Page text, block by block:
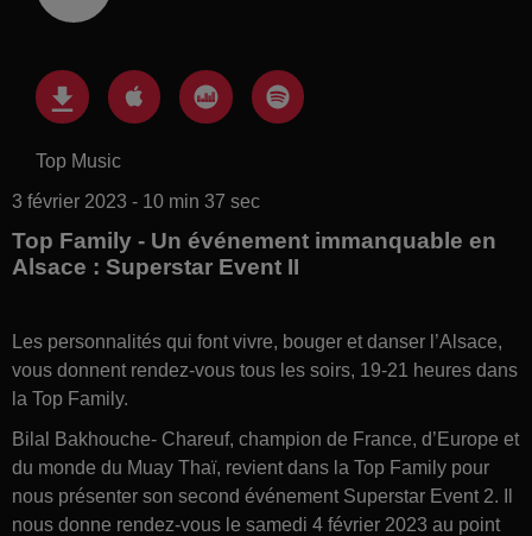
Top Music
3 février 2023 - 10 min 37 sec
Top Family - Un événement immanquable en
Alsace : Superstar Event II
Les personnalités qui font vivre, bouger et danser l’Alsace,
vous donnent rendez-vous tous les soirs, 19-21 heures dans
la Top Family.
Bilal Bakhouche- Chareuf, champion de France, d’Europe et
du monde du Muay Thaï, revient dans la Top Family pour
nous présenter son second événement Superstar Event 2. Il
nous donne rendez-vous le samedi 4 février 2023 au point